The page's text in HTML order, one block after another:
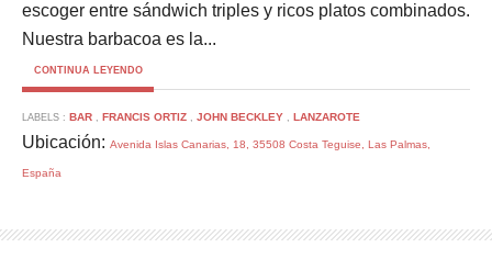
escoger entre sándwich triples y ricos platos combinados.
Nuestra barbacoa es la...
CONTINUA LEYENDO
LABELS : BAR , FRANCIS ORTIZ , JOHN BECKLEY , LANZAROTE
Ubicación: Avenida Islas Canarias, 18, 35508 Costa Teguise, Las Palmas,
España